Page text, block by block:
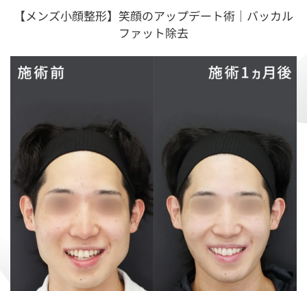
【メンズ小顔整形】笑顔のアップデート術｜バッカル
ファット除去